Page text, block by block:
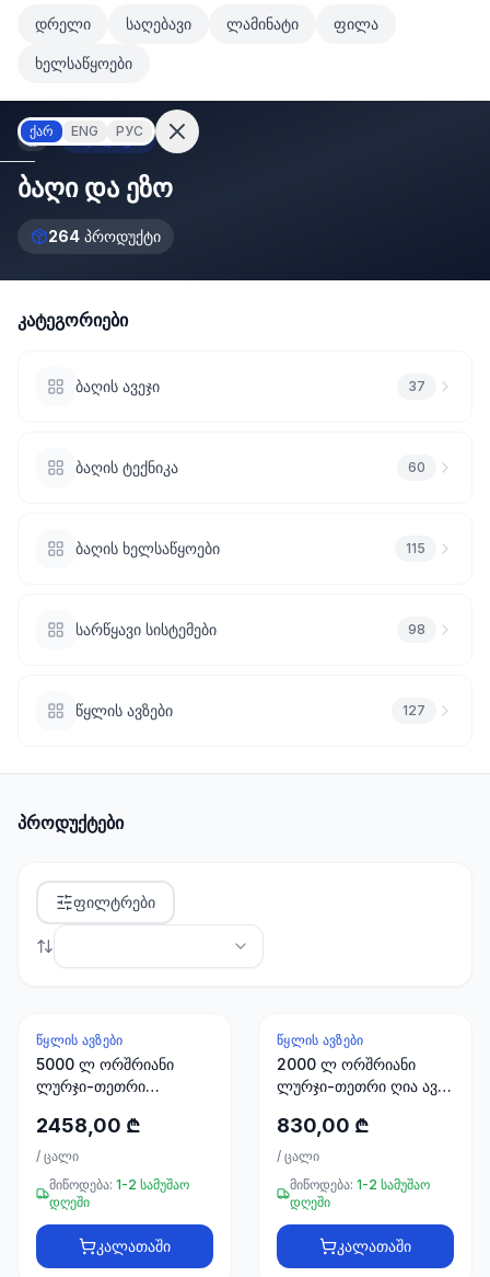
მთავარ კონტენტზე გადასვლა
მთავარ კონტენტზე გადასვლა
დრელი საღებავი ლამინატი ფილა
ხელსაწყოები
ქარ ENG РУС
შესვლა
არ
1285
ბაღი და
პროდუქტი
მასალები
პროდუქტი
ტექნიკა
107
პროდუქტი
ელექტრო
მასალები
პროდუქტი
სამაგრები
20
პროდუქტი
ბაღი და ეზო
ბაღი და ეზო
264 პროდუქტი
კატეგორიები
ბაღის ავეჯი 37
ბაღის ტექნიკა 60
ბაღის ხელსაწყოები 115
სარწყავი სისტემები 98
წყლის ავზები 127
პროდუქტები
ფილტრები
ᲬᲧᲚᲘᲡ ᲐᲕᲖᲔᲑᲘ
5000 ლ ორშრიანი
ლურჯი-თეთრი
ჰორიზონტალური
სეპტიკური ავზი
2458,00 ₾
/ ცალი
მიწოდება: 1-2 სამუშაო
დღეში
კალათაში
ᲬᲧᲚᲘᲡ ᲐᲕᲖᲔᲑᲘ
2000 ლ ორშრიანი
ლურჯი-თეთრი ღია ავზი
NOVA
830,00 ₾
/ ცალი
მიწოდება: 1-2 სამუშაო
დღეში
კალათაში